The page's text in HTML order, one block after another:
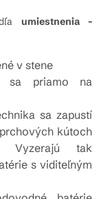
umiestnenia -
v stene
sa priamo na
sa zapustí
kútoch
Vyzerajú tak
s viditeľným